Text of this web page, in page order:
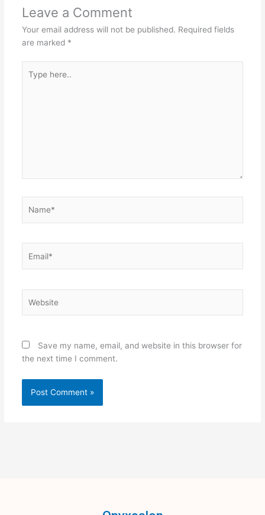
Leave a Comment
Your email address will not be published. Required fields
are marked *
here..
Save my name, email, and website in this browser for
the next time I comment.